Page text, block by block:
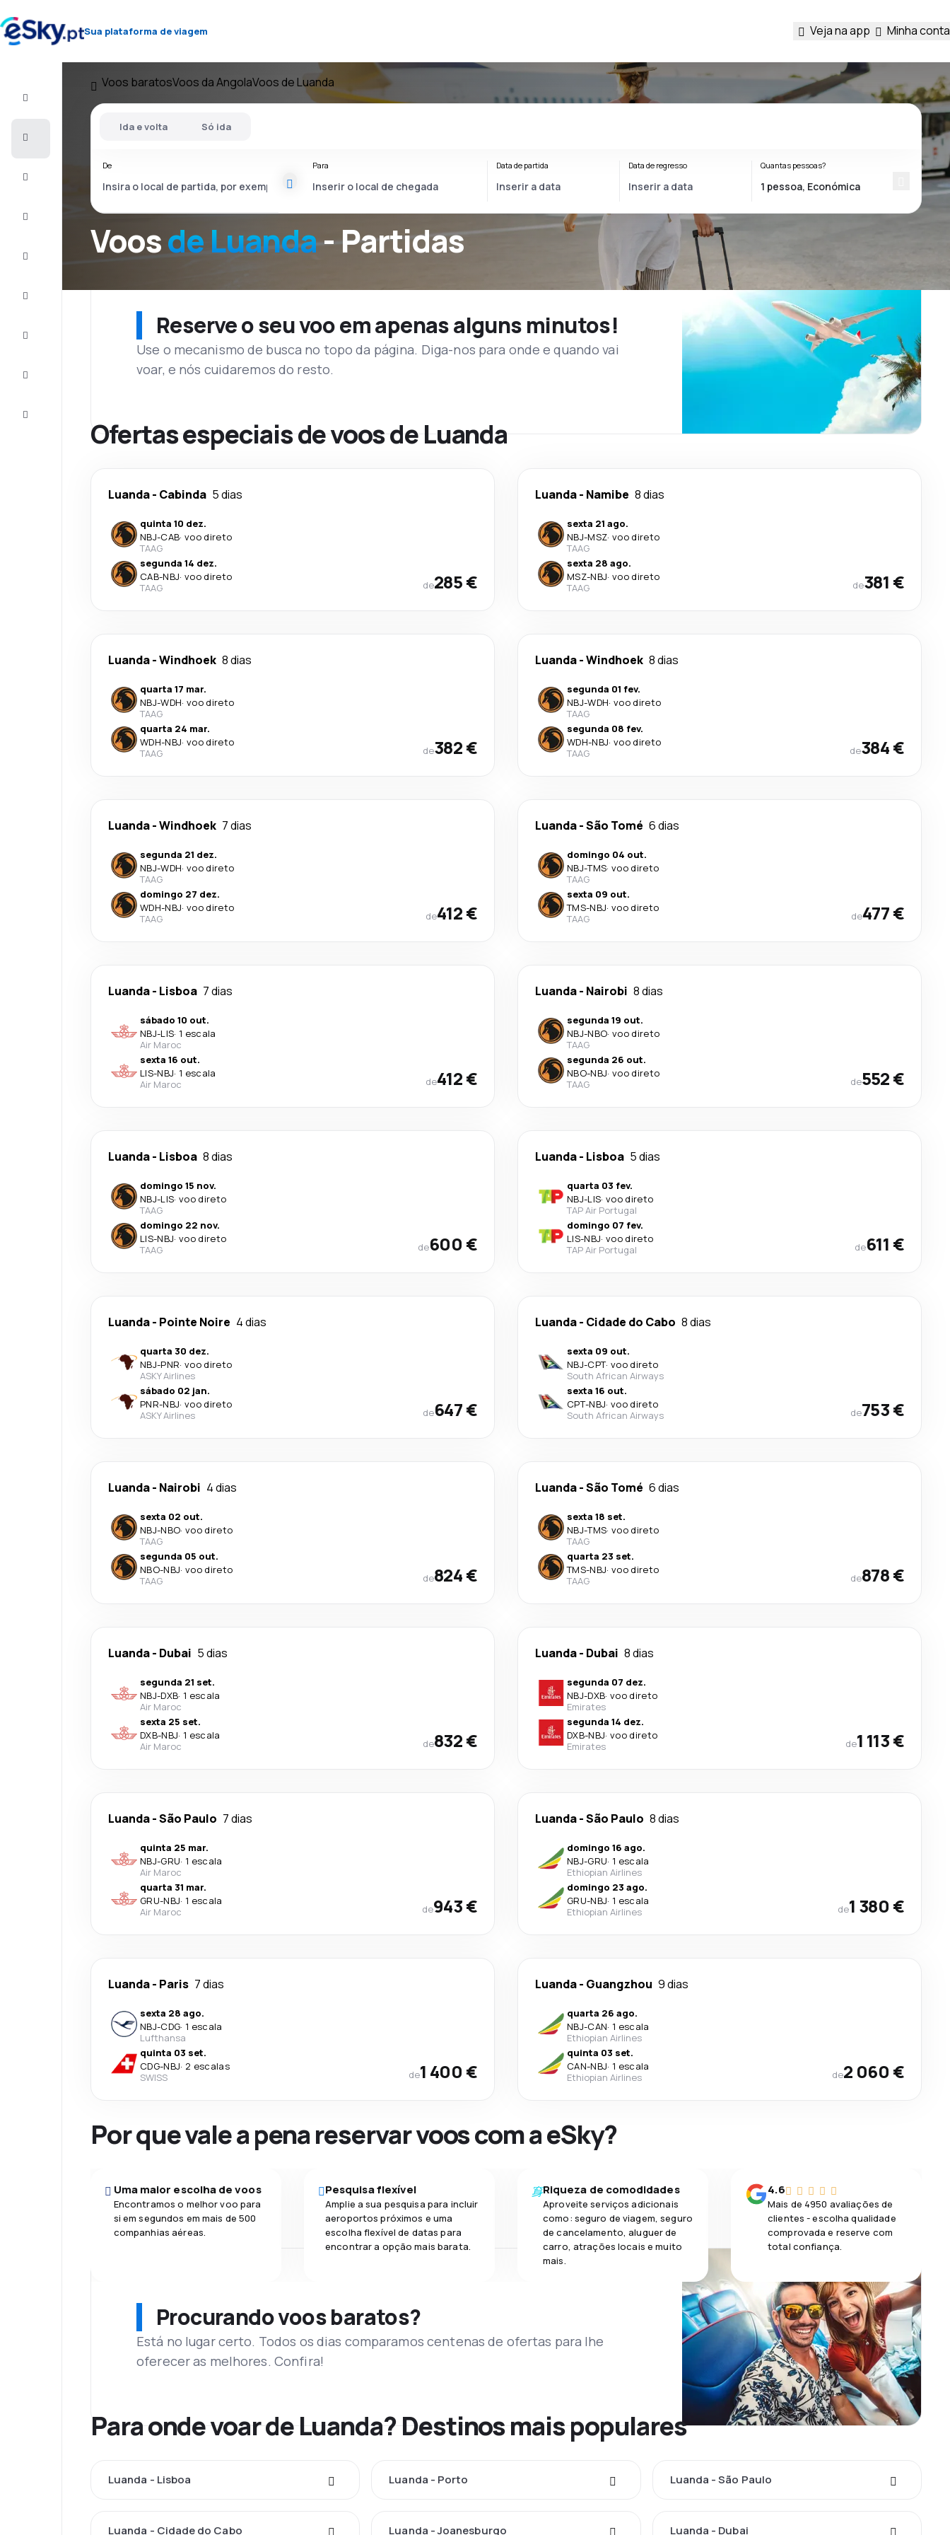
Sua plataforma de viagem Veja na app Minha conta
Voos baratosVoos da AngolaVoos de Luanda
Voosde Luanda- Partidas
Ida e volta Só ida
De Para Data de partida Data de regresso Quantas pessoas?
Reserve o seu voo em apenas alguns minutos!
Use o mecanismo de busca no topo da página. Diga-nos para onde e quando vai
voar, e nós cuidaremos do resto.
Ofertas especiais de voos de Luanda
Luanda- Cabinda 5 dias
quinta 10 dez.
NBJ-CAB· voo direto
TAAG
segunda 14 dez.
CAB-NBJ· voo direto
TAAG
de285 €
Luanda- Namibe 8 dias
sexta 21 ago.
NBJ-MSZ· voo direto
TAAG
sexta 28 ago.
MSZ-NBJ· voo direto
TAAG
de381 €
Luanda-Windhoek 8 dias
quarta 17 mar.
NBJ-WDH· voo direto
TAAG
quarta 24 mar.
WDH-NBJ· voo direto
TAAG
de382 €
Luanda-Windhoek 8 dias
segunda 01 fev.
NBJ-WDH· voo direto
TAAG
segunda 08 fev.
WDH-NBJ· voo direto
TAAG
de384 €
Luanda-Windhoek 7 dias
segunda 21 dez.
NBJ-WDH· voo direto
TAAG
domingo 27 dez.
WDH-NBJ· voo direto
TAAG
de412 €
Luanda-São Tomé 6 dias
domingo 04 out.
NBJ-TMS· voo direto
TAAG
sexta 09 out.
TMS-NBJ· voo direto
TAAG
de477 €
Luanda- Lisboa 7 dias
sábado 10 out.
NBJ-LIS· 1 escala
Air Maroc
sexta 16 out.
LIS-NBJ· 1 escala
Air Maroc
de412 €
Luanda- Nairobi 8 dias
segunda 19 out.
NBJ-NBO· voo direto
TAAG
segunda 26 out.
NBO-NBJ· voo direto
TAAG
de552 €
Luanda- Lisboa 8 dias
domingo 15 nov.
NBJ-LIS· voo direto
TAAG
domingo 22 nov.
LIS-NBJ· voo direto
TAAG
de600 €
Luanda- Lisboa 5 dias
quarta 03 fev.
NBJ-LIS· voo direto
TAP Air Portugal
domingo 07 fev.
LIS-NBJ· voo direto
TAP Air Portugal
de611 €
Luanda- Pointe Noire 4 dias
quarta 30 dez.
NBJ-PNR· voo direto
ASKY Airlines
sábado 02 jan.
PNR-NBJ· voo direto
ASKY Airlines
de647 €
Luanda- Cidade do Cabo 8 dias
sexta 09 out.
NBJ-CPT· voo direto
South African Airways
sexta 16 out.
CPT-NBJ· voo direto
South African Airways
de753 €
Luanda- Nairobi 4 dias
sexta 02 out.
NBJ-NBO· voo direto
TAAG
segunda 05 out.
NBO-NBJ· voo direto
TAAG
de824 €
Luanda-São Tomé 6 dias
sexta 18 set.
NBJ-TMS· voo direto
TAAG
quarta 23 set.
TMS-NBJ· voo direto
TAAG
de878 €
Luanda- Dubai 5 dias
segunda 21 set.
NBJ-DXB· 1 escala
Air Maroc
sexta 25 set.
DXB-NBJ· 1 escala
Air Maroc
de832 €
Luanda- Dubai 8 dias
segunda 07 dez.
NBJ-DXB· voo direto
Emirates
segunda 14 dez.
DXB-NBJ· voo direto
Emirates
de1 113 €
Luanda-São Paulo 7 dias
quinta 25 mar.
NBJ-GRU· 1 escala
Air Maroc
quarta 31 mar.
GRU-NBJ· 1 escala
Air Maroc
de943 €
Luanda-São Paulo 8 dias
domingo 16 ago.
NBJ-GRU· 1 escala
Ethiopian Airlines
domingo 23 ago.
GRU-NBJ· 1 escala
Ethiopian Airlines
de1 380 €
Luanda- Paris 7 dias
sexta 28 ago.
NBJ-CDG· 1 escala
Lufthansa
quinta 03 set.
CDG-NBJ· 2 escalas
SWISS
de1 400 €
Luanda- Guangzhou 9 dias
quarta 26 ago.
NBJ-CAN· 1 escala
Ethiopian Airlines
quinta 03 set.
CAN-NBJ· 1 escala
Ethiopian Airlines
de2 060 €
Por que vale a pena reservar voos com a eSky?
Uma maior escolha de voos
Encontramos o melhor voo para
si em segundos em mais de 500
companhias aéreas.
Pesquisa flexível
Amplie a sua pesquisa para incluir
aeroportos próximos e uma
escolha flexível de datas para
encontrar a opção mais barata.
Riqueza de comodidades
Aproveite serviços adicionais
como: seguro de viagem, seguro
de cancelamento, aluguer de
carro, atrações locais e muito
mais.
4.6
Mais de 4950 avaliações de
clientes - escolha qualidade
comprovada e reserve com
total confiança.
Procurando voos baratos?
Está no lugar certo. Todos os dias comparamos centenas de ofertas para lhe
oferecer as melhores. Confira!
Para onde voar de Luanda? Destinos mais populares
Luanda - Lisboa Luanda - Porto Luanda - São Paulo
Luanda - Cidade do Cabo Luanda - Joanesburgo Luanda - Dubai